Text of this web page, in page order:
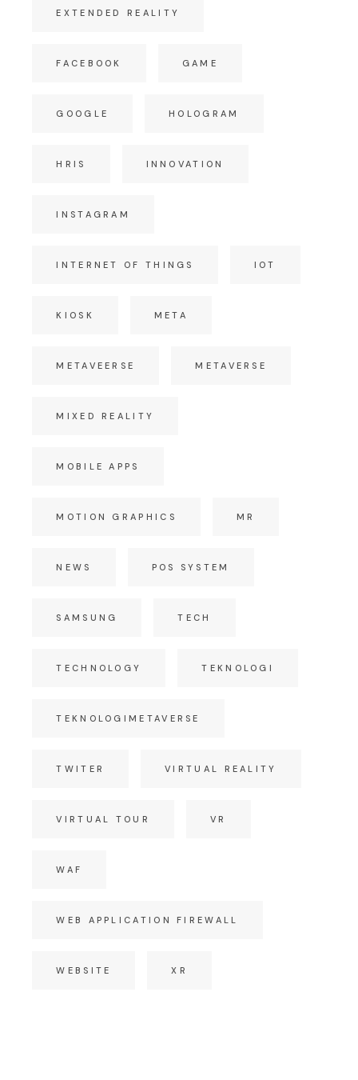
EXTENDED REALITY
FACEBOOK GAME
GOOGLE HOLOGRAM
HRIS INNOVATION
INSTAGRAM
INTERNET OF THINGS IOT
KIOSK META
METAVEERSE METAVERSE
MIXED REALITY
MOBILE APPS
MOTION GRAPHICS MR
NEWS POS SYSTEM
SAMSUNG TECH
TECHNOLOGY TEKNOLOGI
TEKNOLOGIMETAVERSE
TWITER VIRTUAL REALITY
VIRTUAL TOUR VR
WAF
WEB APPLICATION FIREWALL
WEBSITE XR